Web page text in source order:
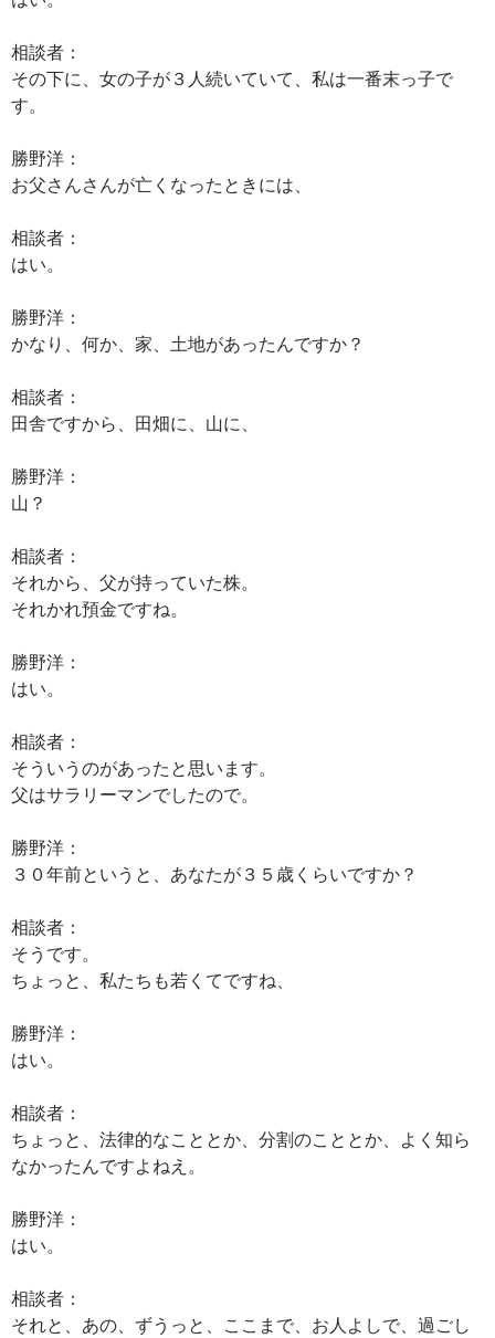
相談者：
その下に、女の子が３人続いていて、私は一番末っ子で
す。
勝野洋：
お父さんさんが亡くなったときには、
相談者：
はい。
勝野洋：
かなり、何か、家、土地があったんですか？
相談者：
田舎ですから、田畑に、山に、
勝野洋：
山？
相談者：
それから、父が持っていた株。
それかれ預金ですね。
勝野洋：
はい。
相談者：
そういうのがあったと思います。
父はサラリーマンでしたので。
勝野洋：
３０年前というと、あなたが３５歳くらいですか？
相談者：
そうです。
ちょっと、私たちも若くてですね、
勝野洋：
はい。
相談者：
ちょっと、法律的なこととか、分割のこととか、よく知ら
なかったんですよねえ。
勝野洋：
はい。
相談者：
それと、あの、ずうっと、ここまで、お人よしで、過ごし